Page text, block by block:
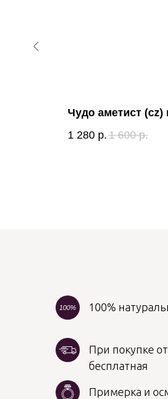
Чудо аметист (cz)
1 280 р. 1 600 р.
100%
100%
Примерка и
При покупке
бесплатная